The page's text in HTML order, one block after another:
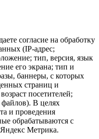
согласие на обработку
(IP-адрес;
тип, версия, язык
его экрана; тип и
баннеры, с которых
страниц и
посетителей;
файлов). В целях
и проведения
обрабатываются с
Метрика.